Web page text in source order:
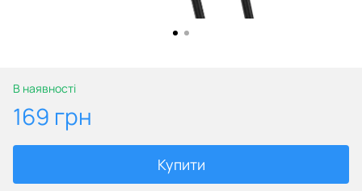
В наявності
169 грн
Купити